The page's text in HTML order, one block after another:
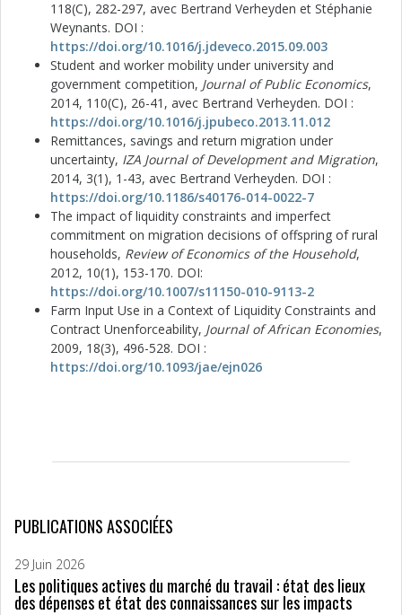
118(C), 282-297, avec Bertrand Verheyden et Stéphanie
Weynants. DOI :
https://doi.org/10.1016/j.jdeveco.2015.09.003
Student and worker mobility under university and
government competition, Journal of Public Economics,
2014, 110(C), 26-41, avec Bertrand Verheyden. DOI :
https://doi.org/10.1016/j.jpubeco.2013.11.012
Remittances, savings and return migration under
uncertainty, IZA Journal of Development and Migration,
2014, 3(1), 1-43, avec Bertrand Verheyden. DOI :
https://doi.org/10.1186/s40176-014-0022-7
The impact of liquidity constraints and imperfect
commitment on migration decisions of offspring of rural
households, Review of Economics of the Household,
2012, 10(1), 153-170. DOI:
https://doi.org/10.1007/s11150-010-9113-2
Farm Input Use in a Context of Liquidity Constraints and
Contract Unenforceability, Journal of African Economies,
2009, 18(3), 496-528. DOI :
https://doi.org/10.1093/jae/ejn026
PUBLICATIONS ASSOCIÉES
29 Juin 2026
Les politiques actives du marché du travail : état des lieux
des dépenses et état des connaissances sur les impacts